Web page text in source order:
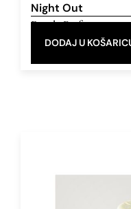
Night Out
Eau de Parfum 5
DODAJ U